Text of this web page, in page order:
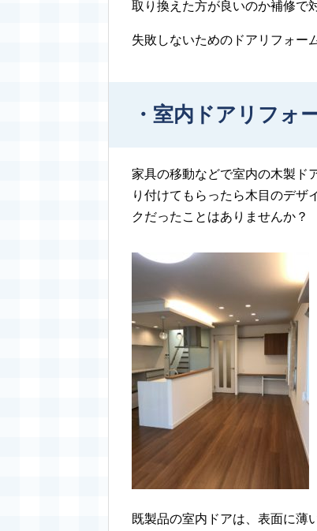
取り換えた方が良いのか補修で
失敗しないためのドアリフォー
・室内ドアリフォ
家具の移動などで室内の木製ド
り付けてもらったら木目のデザ
クだったことはありませんか？
既製品の室内ドアは、表面に薄